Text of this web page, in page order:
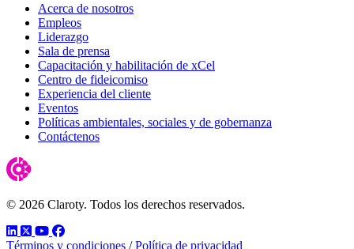
Acerca de nosotros
Empleos
Liderazgo
Sala de prensa
Capacitación y habilitación de xCel
Centro de fideicomiso
Experiencia del cliente
Eventos
Políticas ambientales, sociales y de gobernanza
Contáctenos
© 2026 Claroty. Todos los derechos reservados.
LinkedIn
TwitterYouTube
Facebook
Términos y condiciones / Política de privacidad